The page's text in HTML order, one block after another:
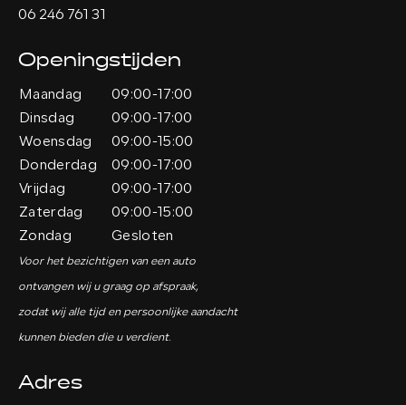
06 246 761 31
Openingstijden
Maandag
09:00-17:00
Dinsdag
09:00-17:00
Woensdag
09:00-15:00
Donderdag
09:00-17:00
Vrijdag
09:00-17:00
Zaterdag
09:00-15:00
Zondag
Gesloten
Voor het bezichtigen van een auto
ontvangen wij u graag op afspraak,
zodat wij alle tijd en persoonlijke aandacht
kunnen bieden die u verdient.
Adres